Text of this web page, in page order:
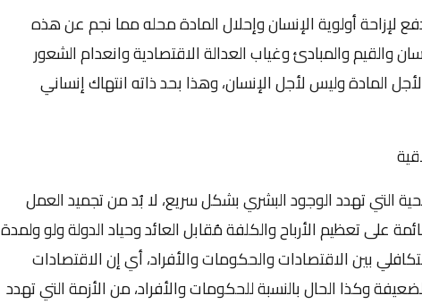
لإزاحة أولوية الإنسان وإحلال المادة محله مما نجم عن هذه
والقيم والمبادئ وغياب العدالة الاقتصادية وانعدام الشعور
المادة وليس لأجل الإنسان، وهذا بحد ذاته انتهاك إنساني
التي تهدد الوجود البشري بشكل سريع، لا بُد من تجميد العمل
على تعظيم الأرباح والكلفة مُقابل العائد وحياد الدولة ولو ولمدة
بين الاقتصادات والحكومات والأفراد، أي إن الاقتصادات
وكذا الحال بالنسبة للحكومات والأفراد، من الأزمة التي تهدد